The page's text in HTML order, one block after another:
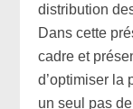
distribution
Dans cette
cadre et
d’optimiser la
un seul pas